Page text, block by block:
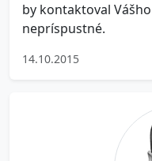
by kontaktoval
nepríspustné.
14.10.2015